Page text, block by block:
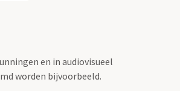
en in audiovisueel
worden bijvoorbeeld.